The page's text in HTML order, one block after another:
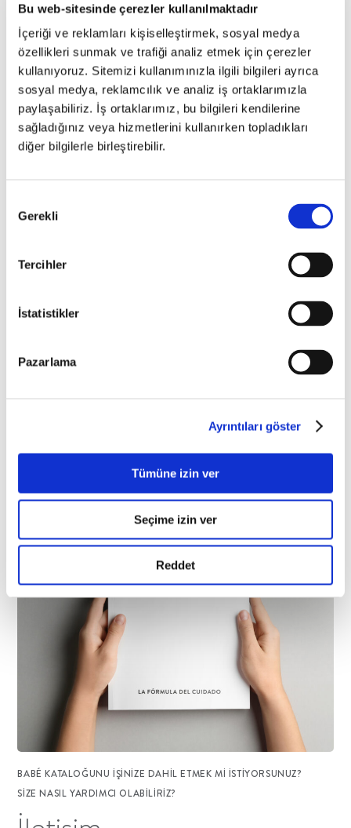
Bu web-sitesinde çerezler kullanılmaktadır
İçeriği ve reklamları kişiselleştirmek, sosyal medya
özellikleri sunmak ve trafiği analiz etmek için çerezler
kullanıyoruz. Sitemizi kullanımınızla ilgili bilgileri ayrıca
sosyal medya, reklamcılık ve analiz iş ortaklarımızla
paylaşabiliriz. İş ortaklarımız, bu bilgileri kendilerine
sağladığınız veya hizmetlerini kullanırken topladıkları
diğer bilgilerle birleştirebilir.
Seçimi
Gerekli
Tercihler
İstatistikler
Pazarlama
Ayrıntıları göster
Tümüne izin ver
Seçime izin ver
Reddet
BABÉ KATALOĞUNU IŞINIZE DAHIL ETMEK MI ISTIYORSUNUZ?
SIZE NASIL YARDIMCI OLABILIRIZ?